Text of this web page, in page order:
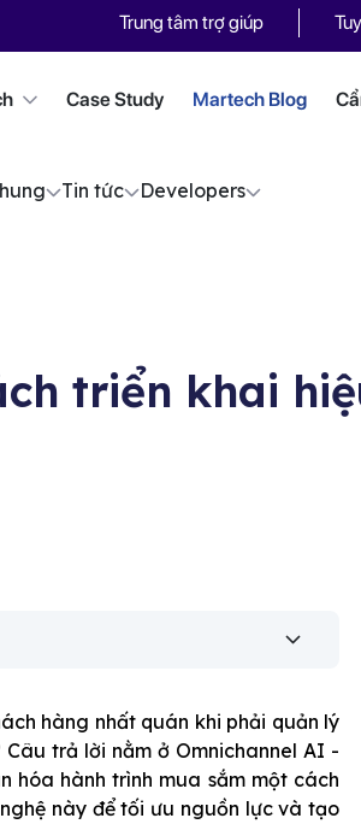
Trung tâm trợ giúp
Case Study Martech Blog
Tin tức Developers
triển khai
hàng nhất quán khi phải quản lý
trả lời nằm ở Omnichannel AI -
hóa hành trình mua sắm một cách
này để tối ưu nguồn lực và tạo